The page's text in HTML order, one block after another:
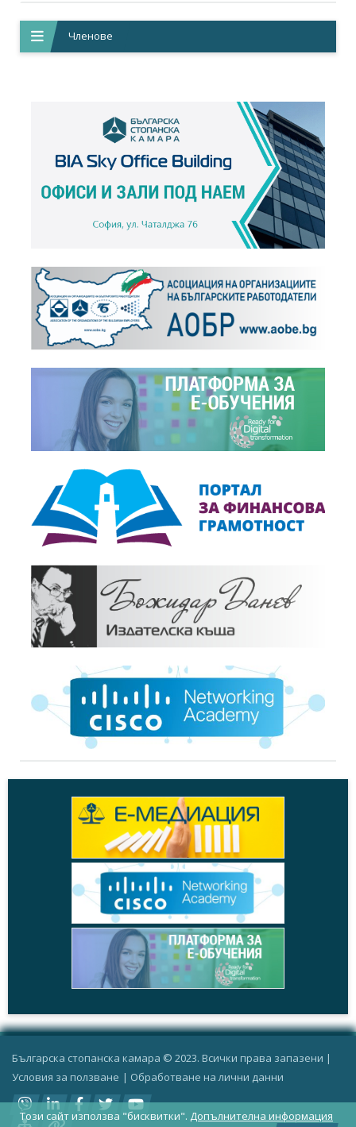
Членове
Българска стопанска камара © 2023. Всички права запазени |
Условия за ползване | Oбработване на лични данни
Този сайт използва "бисквитки". Допълнителна информация